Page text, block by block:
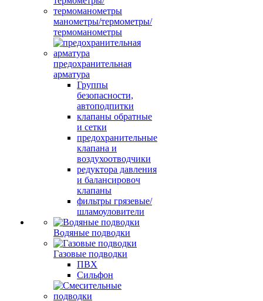
манометры/термометры/
термоманометры
предохранительная
арматура
Группы
безопасности,
автоподпитки
клапаны обратные
и сетки
предохранительные
клапана и
воздухоотводчики
редуктора давления
и балансировоч
клапаны
фильтры грязевые/
шламоуловители
Водяные подводки
Газовые подводки
ПВХ
Сильфон